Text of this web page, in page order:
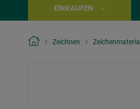
EINKAUFEN
Zeichnen Zeichenmaterial